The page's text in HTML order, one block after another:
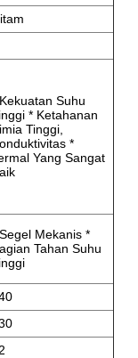
Suhu
* Ketahanan
Tinggi,
*
Yang Sangat
Mekanis *
Tahan Suhu